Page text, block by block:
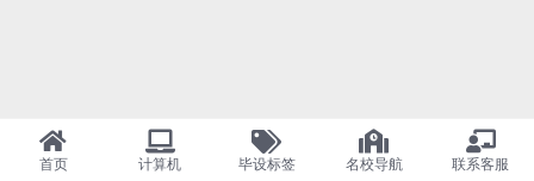
首页 计算机 毕设标签 名校导航 联系客服